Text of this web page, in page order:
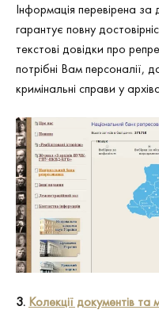
Інформація перевірена
гарантує повну
текстові довідки про
потрібні Вам персоналії,
кримінальні справи у
3. Колекції документів та